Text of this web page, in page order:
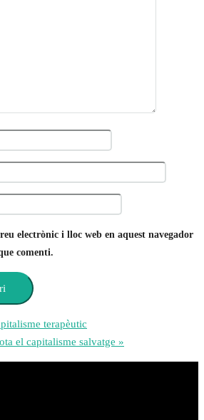
electrònic i lloc web en aquest navegador
comenti.
terapèutic
el capitalisme salvatge »